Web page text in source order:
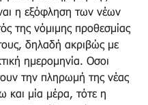
η εξόφληση των νέων
της νόμιμης προθεσμίας
δηλαδή ακριβώς με
ημερομηνία. Οσοι
την πληρωμή της νέας
και μία μέρα, τότε η